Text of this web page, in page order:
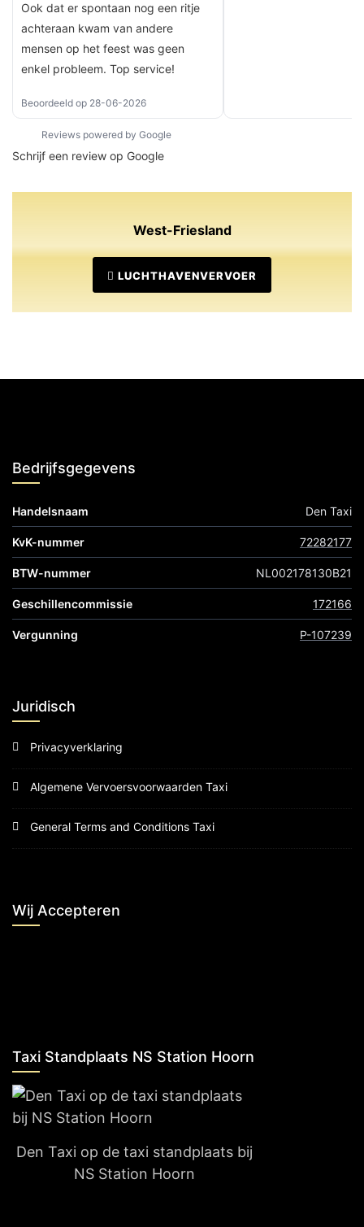
Ook dat er spontaan nog een ritje
achteraan kwam van andere
mensen op het feest was geen
enkel probleem. Top service!
Beoordeeld op 28-06-2026
Reviews powered by Google
Schrijf een review op Google
West-Friesland
LUCHTHAVENVERVOER
Bedrijfsgegevens
Handelsnaam Den Taxi
KvK-nummer 72282177
BTW-nummer NL002178130B21
Geschillencommissie 172166
Vergunning P-107239
Juridisch
Privacyverklaring
Algemene Vervoersvoorwaarden Taxi
General Terms and Conditions Taxi
Wij Accepteren
Taxi Standplaats NS Station Hoorn
Den Taxi op de taxi standplaats bij
NS Station Hoorn